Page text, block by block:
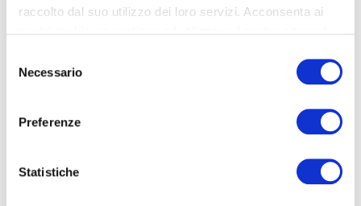
raccolto dal suo utilizzo dei loro servizi. Acconsenta ai
delNecessario
Preferenze
Statistiche